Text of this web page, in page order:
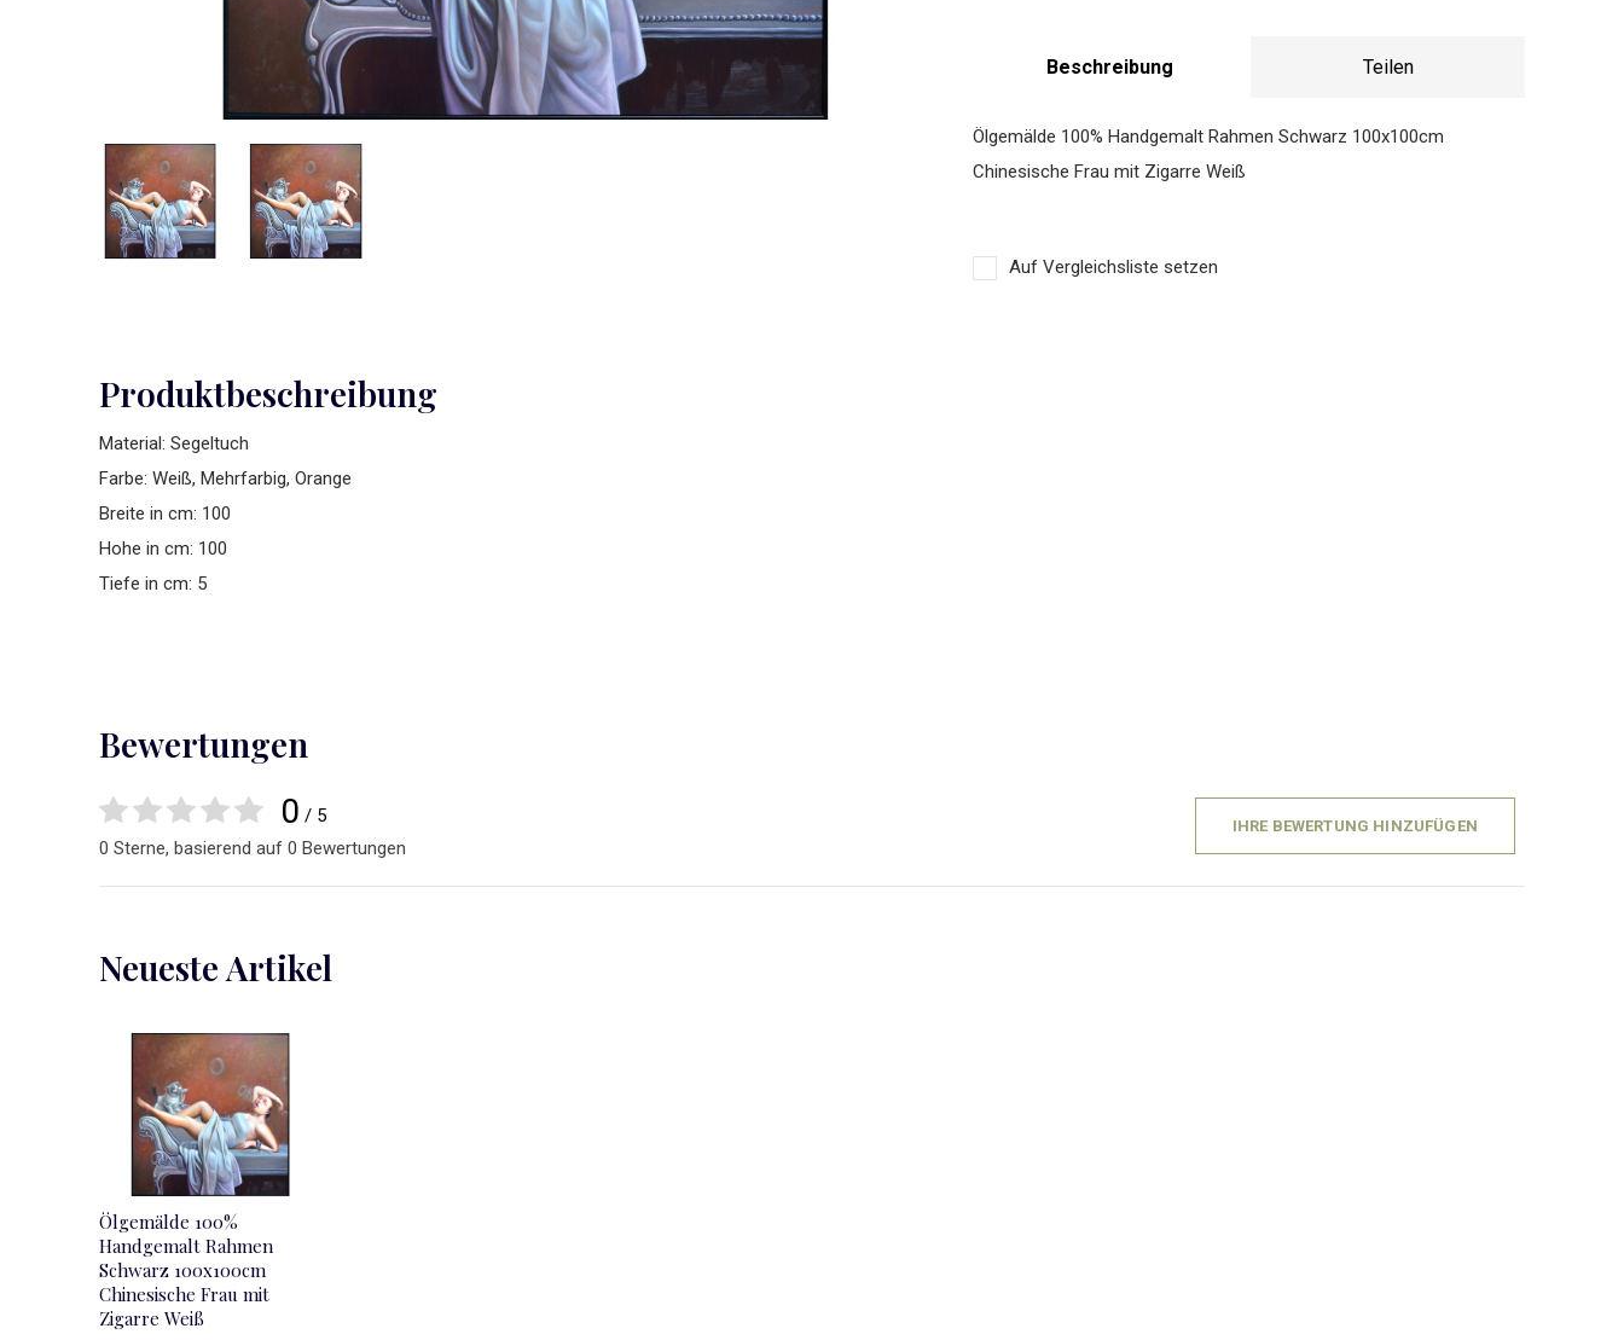
Beschreibung Teilen
Ölgemälde 100% Handgemalt Rahmen Schwarz 100x100cm
Chinesische Frau mit Zigarre Weiß
Auf Vergleichsliste setzen
Produktbeschreibung
Material: Segeltuch
Farbe: Weiß, Mehrfarbig, Orange
Breite in cm: 100
Hohe in cm: 100
Tiefe in cm: 5
Bewertungen
0 / 5
0 Sterne, basierend auf 0 Bewertungen
IHRE BEWERTUNG HINZUFÜGEN
Neueste Artikel
Ölgemälde 100%
Handgemalt Rahmen
Schwarz 100x100cm
Chinesische Frau mit
Zigarre Weiß